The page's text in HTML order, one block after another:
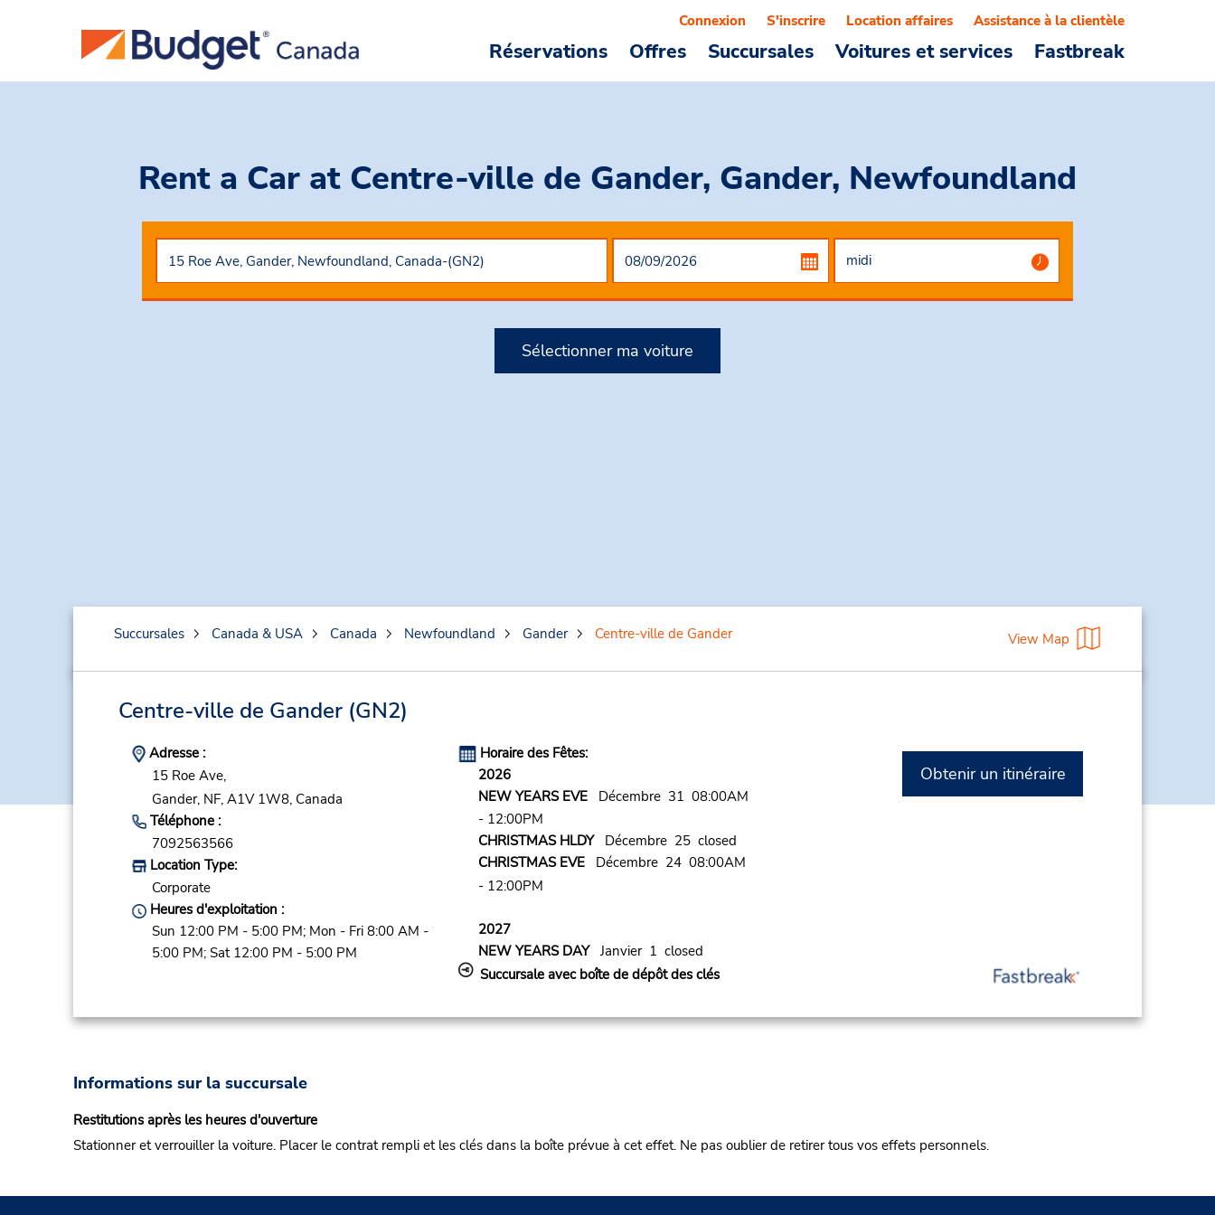
Réservations Offres Succursales Voitures et services Fastbreak
Connexion S'inscrire Location affaires Assistance à la clientèle
Rent a Car at Centre-ville de Gander, Gander, Newfoundland
Sélectionner ma voiture
Succursales Canada & USA Canada Newfoundland Gander Centre-ville de Gander View Map
Centre-ville de Gander(GN2)
Adresse :
15 Roe Ave,
Gander, NF, A1V 1W8, Canada
Téléphone :
7092563566
Location Type:
Corporate
Heures d'exploitation :
Sun 12:00 PM - 5:00 PM; Mon - Fri 8:00 AM -
5:00 PM; Sat 12:00 PM - 5:00 PM
Horaire des Fêtes:
2026
NEW YEARS EVEDécembre 31 08:00AM
- 12:00PM
CHRISTMAS HLDYDécembre 25 closed
CHRISTMAS EVEDécembre 24 08:00AM
- 12:00PM
2027
NEW YEARS DAYJanvier 1 closed
Succursale avec boîte de dépôt des clés
Obtenir un itinéraire
Informations sur la succursale
Restitutions après les heures d'ouverture
Stationner et verrouiller la voiture. Placer le contrat rempli et les clés dans la boîte prévue à cet effet. Ne pas oublier de retirer tous vos effets personnels.